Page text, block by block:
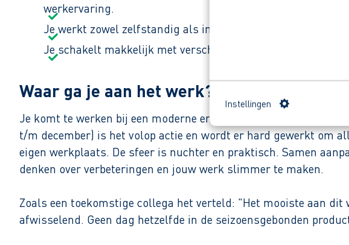
Instellingen
werkervaring.
Je werkt zowel zelfstandig als in teamverband, bent
Je schakelt makkelijk met verschillende afdelingen,
Waar ga je aan het werk?
Je komt te werken bij een moderne en groeiende
t/m december) is het volop actie en wordt er hard gewerkt om
eigen werkplaats. De sfeer is nuchter en praktisch. Samen
denken over verbeteringen en jouw werk slimmer te maken.
Zoals een toekomstige collega het verteld: "Het mooiste aan dit
afwisselend. Geen dag hetzelfde in de seizoensgebonden